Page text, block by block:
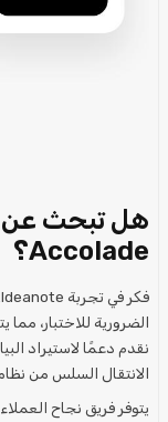
Accolade؟
الضرورية للاختبار، مما
الانتقال السلس من
يتوفر فريق نجاح